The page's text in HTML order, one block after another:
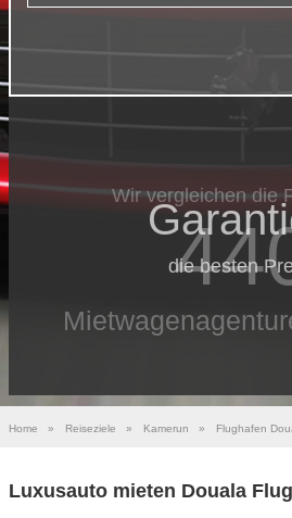
Wir vergleichen die
die besten
Home » Reiseziele » Kamerun » Flughafen
Luxusauto mieten Douala